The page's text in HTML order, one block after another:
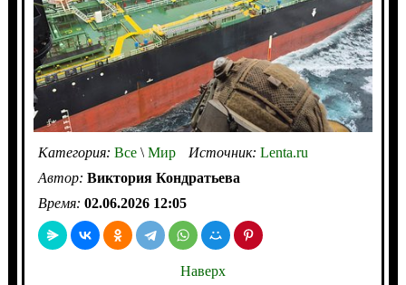
Категория: Все\Мир Источник: Lenta.ru
Автор: Виктория Кондратьева
Время: 02.06.2026 12:05
Наверх